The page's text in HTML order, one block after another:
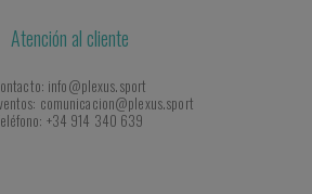
Atención al cliente
info@plexus.sport
comunicacion@plexus.sport
+34 914 340 639